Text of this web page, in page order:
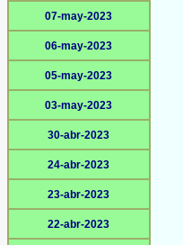
07-may-2023
06-may-2023
05-may-2023
03-may-2023
30-abr-2023
24-abr-2023
23-abr-2023
22-abr-2023